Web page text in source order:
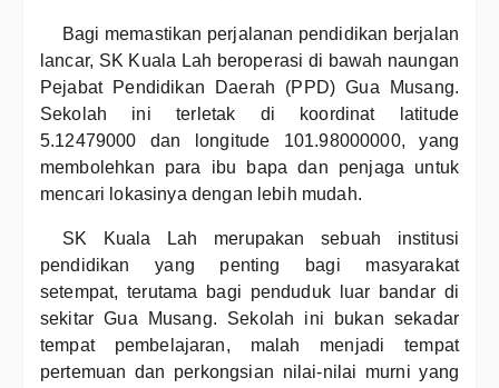
Bagi memastikan perjalanan pendidikan berjalan
lancar, SK Kuala Lah beroperasi di bawah naungan
Pejabat Pendidikan Daerah (PPD) Gua Musang.
Sekolah ini terletak di koordinat latitude
5.12479000 dan longitude 101.98000000, yang
membolehkan para ibu bapa dan penjaga untuk
mencari lokasinya dengan lebih mudah.
SK Kuala Lah merupakan sebuah institusi
pendidikan yang penting bagi masyarakat
setempat, terutama bagi penduduk luar bandar di
sekitar Gua Musang. Sekolah ini bukan sekadar
tempat pembelajaran, malah menjadi tempat
pertemuan dan perkongsian nilai-nilai murni yang